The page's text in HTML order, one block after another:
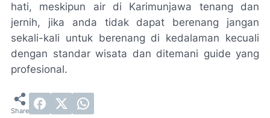
hati, meskipun air di Karimunjawa tenang dan
jernih, jika anda tidak dapat berenang jangan
sekali-kali untuk berenang di kedalaman kecuali
dengan standar wisata dan ditemani guide yang
profesional.